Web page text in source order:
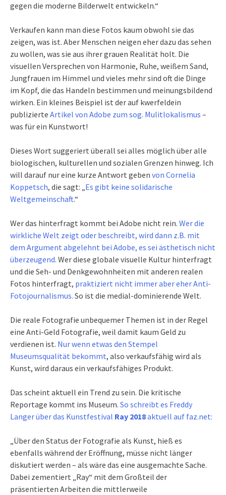
gegen die moderne Bilderwelt entwickeln.“
Verkaufen kann man diese Fotos kaum obwohl sie das
zeigen, was ist. Aber Menschen neigen eher dazu das sehen
zu wollen, was sie aus ihrer grauen Realität holt. Die
visuellen Versprechen von Harmonie, Ruhe, weißem Sand,
Jungfrauen im Himmel und vieles mehr sind oft die Dinge
im Kopf, die das Handeln bestimmen und meinungsbildend
wirken. Ein kleines Beispiel ist der auf kwerfeldein
publizierte Artikel von Adobe zum sog. Mulitlokalismus –
was für ein Kunstwort!
Dieses Wort suggeriert überall sei alles möglich über alle
biologischen, kulturellen und sozialen Grenzen hinweg. Ich
will darauf nur eine kurze Antwort geben von Cornelia
Koppetsch, die sagt: „Es gibt keine solidarische
Weltgemeinschaft.“
Wer das hinterfragt kommt bei Adobe nicht rein. Wer die
wirkliche Welt zeigt oder beschreibt, wird dann z.B. mit
dem Argument abgelehnt bei Adobe, es sei ästhetisch nicht
überzeugend. Wer diese globale visuelle Kultur hinterfragt
und die Seh- und Denkgewohnheiten mit anderen realen
Fotos hinterfragt, praktiziert nicht immer aber eher Anti-
Fotojournalismus. So ist die medial-dominierende Welt.
Die reale Fotografie unbequemer Themen ist in der Regel
eine Anti-Geld Fotografie, weil damit kaum Geld zu
verdienen ist. Nur wenn etwas den Stempel
Museumsqualität bekommt, also verkaufsfähig wird als
Kunst, wird daraus ein verkaufsfähiges Produkt.
Das scheint aktuell ein Trend zu sein. Die kritische
Reportage kommt ins Museum. So schreibt es Freddy
Langer über das Kunstfestival Ray 2018aktuell auf faz.net:
„Über den Status der Fotografie als Kunst, hieß es
ebenfalls während der Eröffnung, müsse nicht länger
diskutiert werden – als wäre das eine ausgemachte Sache.
Dabei zementiert „Ray“ mit dem Großteil der
präsentierten Arbeiten die mittlerweile